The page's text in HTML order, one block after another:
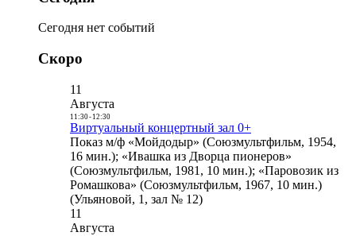
Сегодня нет событий
Скоро
11
Августа
11:30- 12:30
Виртуальный концертный зал 0+
Показ м/ф «Мойдодыр» (Союзмультфильм, 1954,
16 мин.); «Ивашка из Дворца пионеров»
(Союзмультфильм, 1981, 10 мин.); «Паровозик из
Ромашкова» (Союзмультфильм, 1967, 10 мин.)
(Ульяновой, 1, зал № 12)
11
Августа